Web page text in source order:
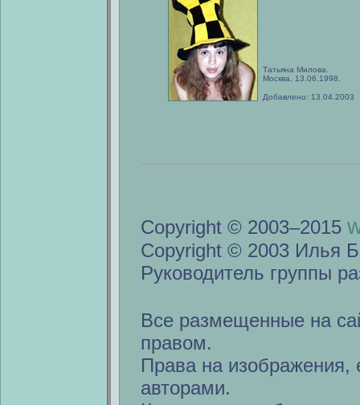
Татьяна Милова.
Москва, 13.06.1998.
Добавлено: 13.04.2003
Copyright © 2003–2015
Copyright © 2003 Илья
Руководитель группы
Все размещенные на
правом.
Права на изображения,
авторами.